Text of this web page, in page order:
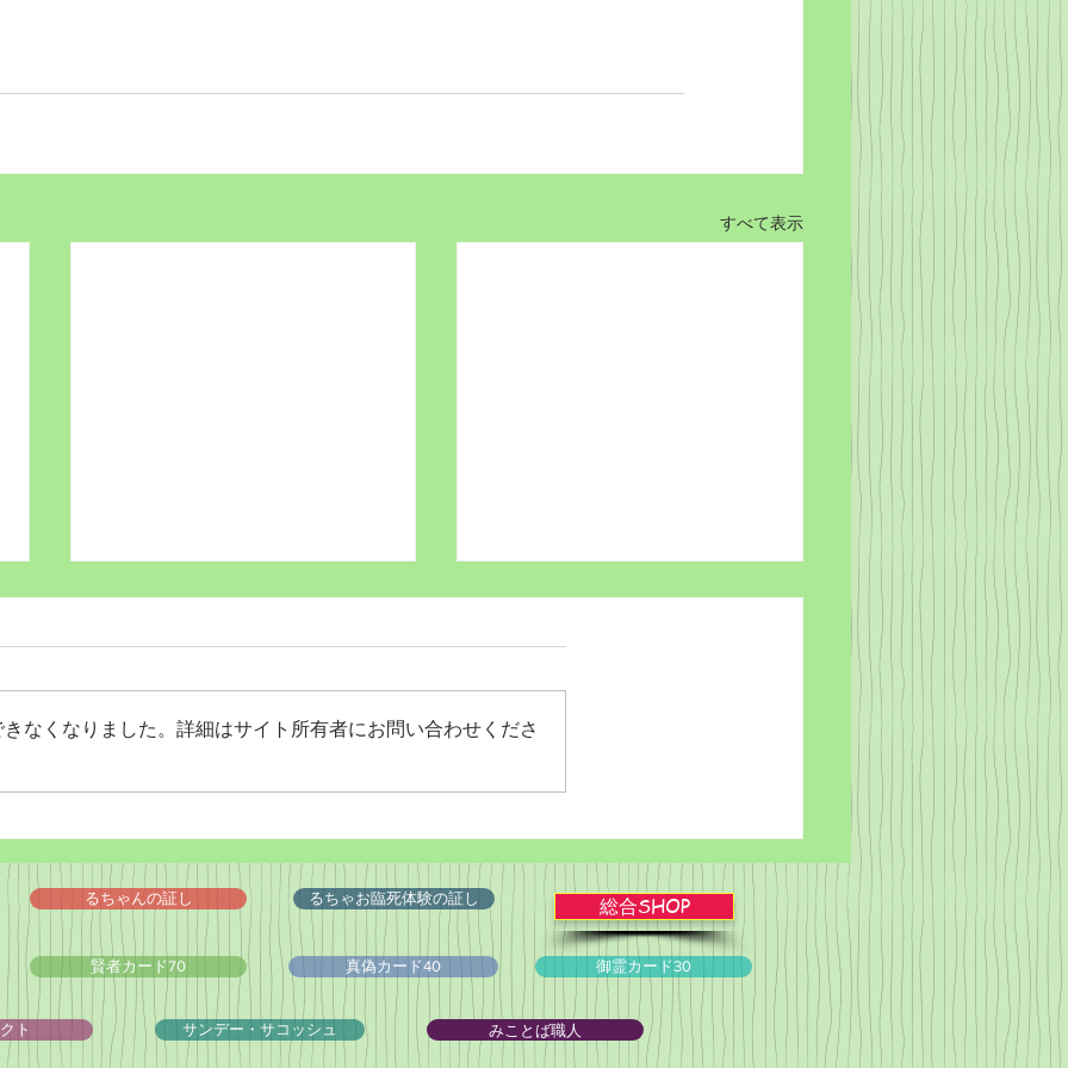
すべて表示
Wordだけで作っちゃおう～
バイブルかみしばい★スライ
なくなりました。詳細はサイト所有者にお問い合わせくださ
るちゃんの証し るちゃお臨死体験の証し 総合SHOP
賢者カード70 真偽カード40 御霊カード30
ト サンデー・サコッシュ みことば職人